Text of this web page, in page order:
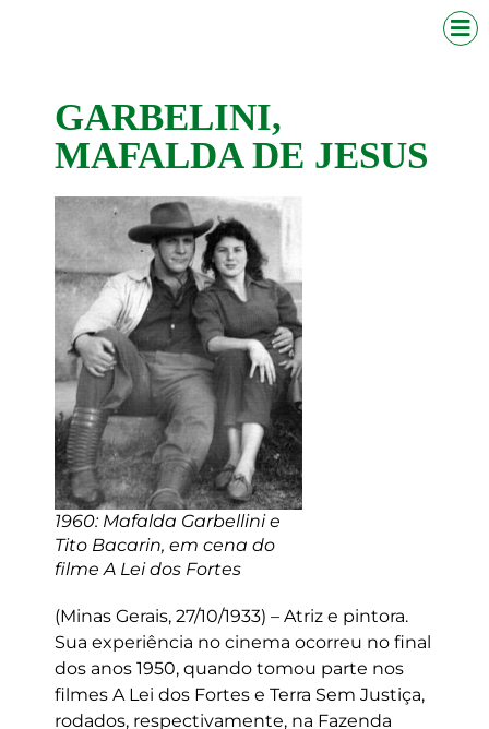
GARBELINI,
MAFALDA DE JESUS
1960: Mafalda Garbellini e
Tito Bacarin, em cena do
filme A Lei dos Fortes
(Minas Gerais, 27/10/1933) – Atriz e pintora.
Sua experiência no cinema ocorreu no final
dos anos 1950, quando tomou parte nos
filmes A Lei dos Fortes e Terra Sem Justiça,
rodados, respectivamente, na Fazenda